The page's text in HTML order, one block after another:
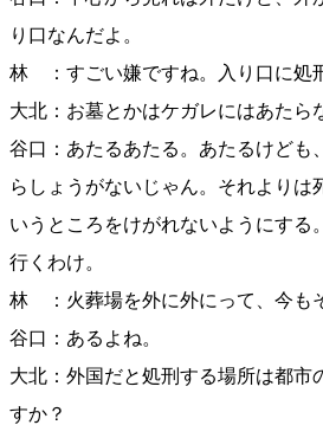
り口なんだよ。
林 ：すごい嫌ですね。入り口に処
大北：お墓とかはケガレにはあたら
谷口：あたるあたる。あたるけども
らしょうがないじゃん。それよりは
いうところをけがれないようにする
行くわけ。
林 ：火葬場を外に外にって、今も
谷口：あるよね。
大北：外国だと処刑する場所は都市
すか？